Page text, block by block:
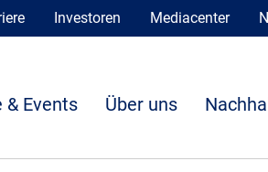
Investoren Mediacenter
& Events Über uns